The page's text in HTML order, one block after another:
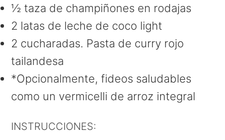
½ taza de champiñones en rodajas
2 latas de leche de coco light
2 cucharadas. Pasta de curry rojo
tailandesa
*Opcionalmente, fideos saludables
como un vermicelli de arroz integral
INSTRUCCIONES: